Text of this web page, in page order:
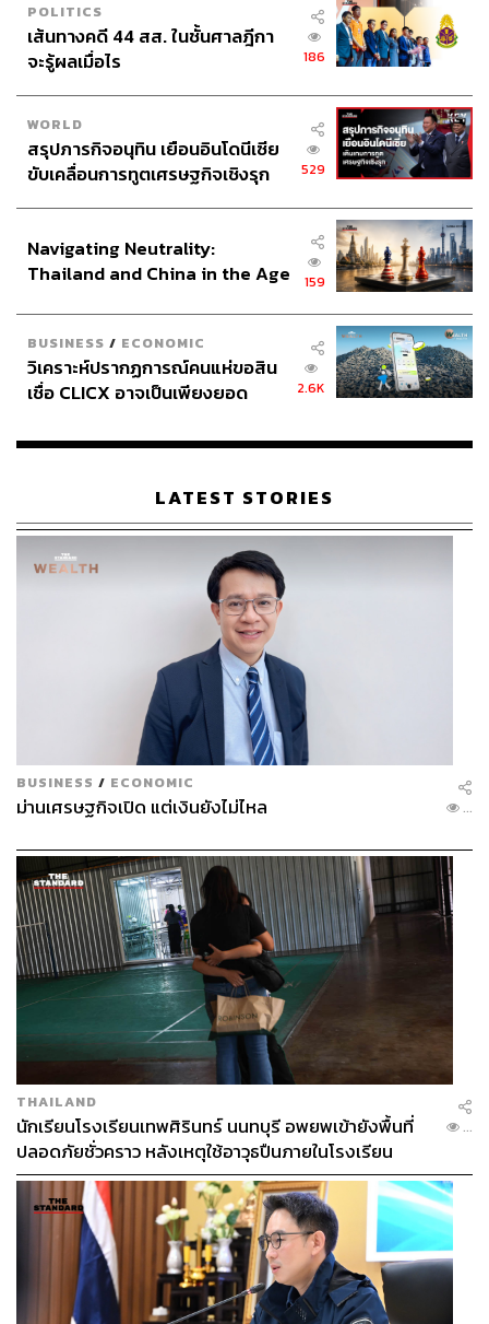
POLITICS
เส้นทางคดี 44 สส. ในชั้นศาลฎีกา
จะรู้ผลเมื่อไร
186
WORLD
สรุปภารกิจอนุทิน เยือนอินโดนีเซีย
ขับเคลื่อนการทูตเศรษฐกิจเชิงรุก
529
Navigating Neutrality:
Thailand and China in the Age
159
BUSINESS / ECONOMIC
วิเคราะห์ปรากฏการณ์คนแห่ขอสิน
เชื่อ CLICX อาจเป็นเพียงยอด
เรือนไทยที่ถูกซุกไว้
2.6K
LATEST STORIES
BUSINESS / ECONOMIC
ม่านเศรษฐกิจเปิด แต่เงินยังไม่ไหล ...
THAILAND
นักเรียนโรงเรียนเทพศิรินทร์ นนทบุรี อพยพเข้ายังพื้นที่
ปลอดภัยชั่วคราว หลังเหตุใช้อาวุธปืนภายในโรงเรียน
คลี่คลาย
...